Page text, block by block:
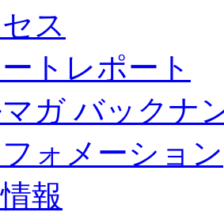
ス
トレポート
ガ バックナ
ォメーション
報